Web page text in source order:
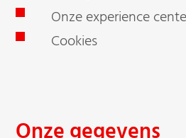
Onze experience
Cookies